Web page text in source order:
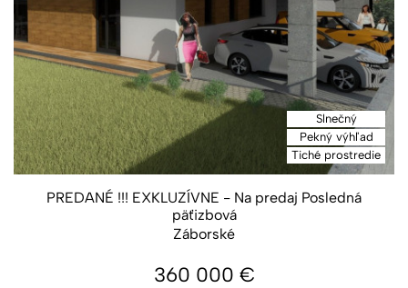
Slnečný
Pekný výhľad
Tiché prostredie
PREDANÉ !!! EXKLUZÍVNE - Na predaj Posledná
päťizbová
Záborské
360 000 €